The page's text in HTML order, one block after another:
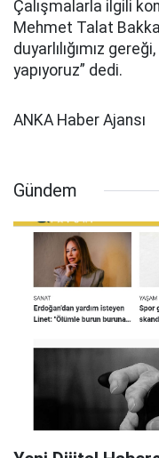
Çalışmalarla ilgili
Mehmet Talat
duyarlılığımız
yapıyoruz” dedi.
ANKA Haber Ajansı
Gündem